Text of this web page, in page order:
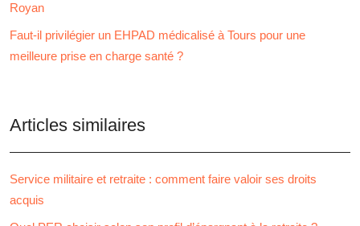
Royan
Faut-il privilégier un EHPAD médicalisé à Tours pour une
meilleure prise en charge santé ?
Articles similaires
Service militaire et retraite : comment faire valoir ses droits
acquis